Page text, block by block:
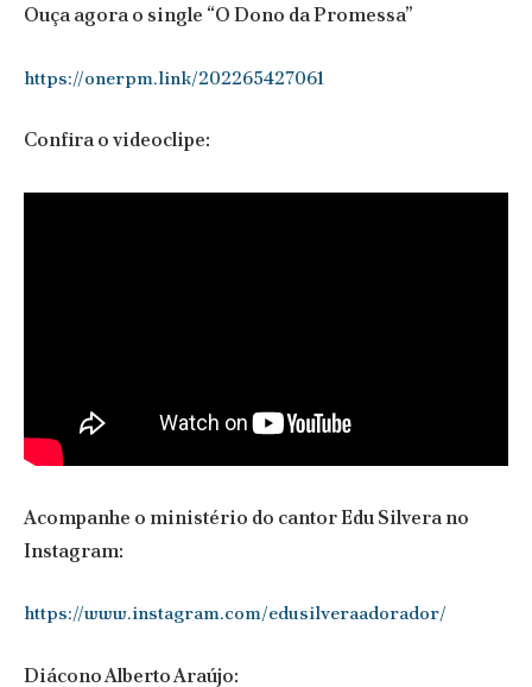
Ouça agora o single “O Dono da Promessa”
https://onerpm.link/202265427061
Confira o videoclipe:
Acompanhe o ministério do cantor Edu Silvera no
Instagram:
https://www.instagram.com/edusilveraadorador/
Diácono Alberto Araújo: